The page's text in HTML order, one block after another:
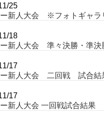
25
ー新人大会 ※フォトギャラ
18
ー新人大会 準々決勝・準
17
ー新人大会 二回戦 試合結
17
新人大会 一回戦試合結果